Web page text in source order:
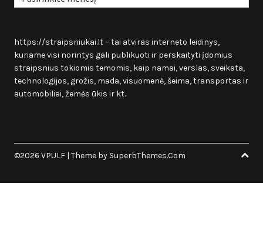
straipsniai
https://straipsniukai.lt– tai atviras interneto leidinys,
kuriame visi norintys gali publikuoti ir perskaityti įdomius
straipsnius tokiomis temomis, kaip namai, verslas, sveikata,
technologijos, grožis, mada, visuomenė, šeima, transportas ir
automobiliai, žemės ūkis ir kt.
©2026 VPULF | Theme by SuperbThemes.Com